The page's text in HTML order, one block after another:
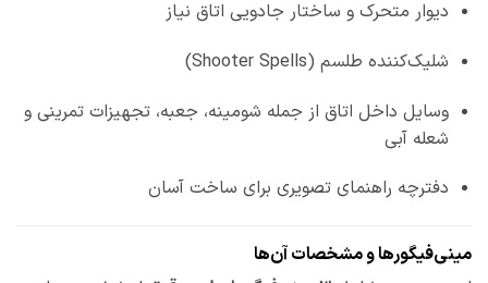
دیوار متحرک و ساختار جادویی اتاق نیاز
شلیک‌کننده طلسم (Shooter Spells)
وسایل داخل اتاق از جمله شومینه، جعبه، تجهیزات تمرینی و
شعله آبی
دفترچه راهنمای تصویری برای ساخت آسان
مینی‌فیگورها و مشخصات آن‌ها